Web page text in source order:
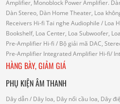
Amplifier, Monoblock Power Amplifier.
Dàn Stereo, Dàn Home Theater, Loa
Receivers Hi-fi Tai nghe Audiophile / Loa
Bookshelf, Loa Center, Loa Subwoofer,
Pre-Amplifier Hi-fi / Bộ giải mã DAC,
Pre-Amplifier Integrated Amplifier Hi-fi/
HÀNG BÀY, GIẢM GIÁ
PHỤ KIỆN ÂM THANH
Dây dẫn/ Dây loa, Dây nối cầu loa, Dây